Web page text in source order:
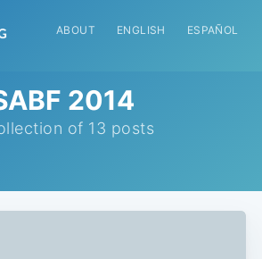
ABOUT ENGLISH ESPAÑOL
2014
of 13 posts